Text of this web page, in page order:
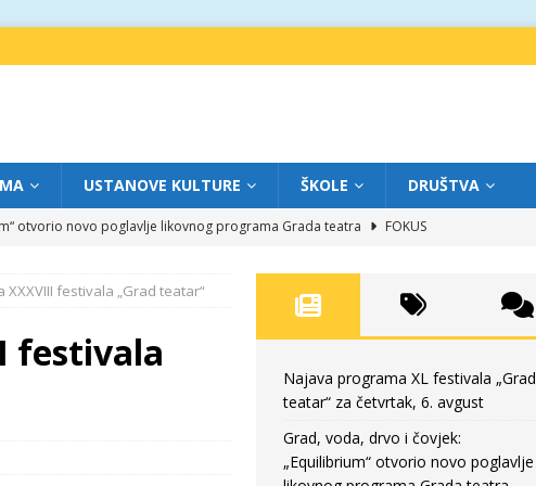
USTANOVE KULTURE ŠKOLE DRUŠTVA
otvorio novo poglavlje likovnog programa Grada teatra
FOKUS
Fest Montenegro“
BAUO
veče vrhunske muzike
GRAD TEATAR
za četvrtak, 6. avgust
festivala „Grad teatar“
festivala
Najava programa XL festivala „Grad
teatar“ za četvrtak, 6. avgust
Grad, voda, drvo i čovjek:
„Equilibrium“ otvorio novo poglavlje